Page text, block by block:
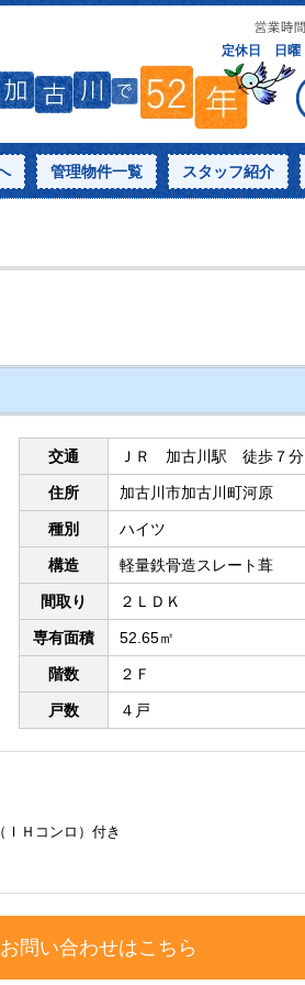
管理物件一覧 スタッフ紹介
交通 ＪＲ 加古川駅 徒歩７分
住所 加古川市加古川町河原
種別 ハイツ
構造 軽量鉄骨造スレート葺
間取り ２ＬＤＫ
専有面積 52.65㎡
階数 ２Ｆ
戸数 ４戸
Ｈコンロ）付き
お問い合わせはこちら